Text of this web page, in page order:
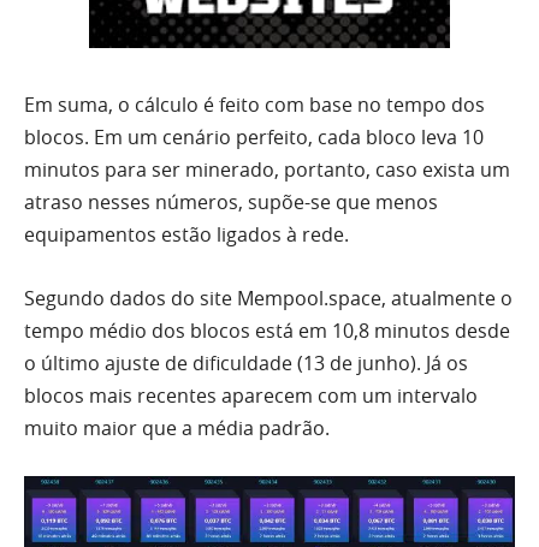
Em suma, o cálculo é feito com base no tempo dos
blocos. Em um cenário perfeito, cada bloco leva 10
minutos para ser minerado, portanto, caso exista um
atraso nesses números, supõe-se que menos
equipamentos estão ligados à rede.
Segundo dados do site Mempool.space, atualmente o
tempo médio dos blocos está em 10,8 minutos desde
o último ajuste de dificuldade (13 de junho). Já os
blocos mais recentes aparecem com um intervalo
muito maior que a média padrão.